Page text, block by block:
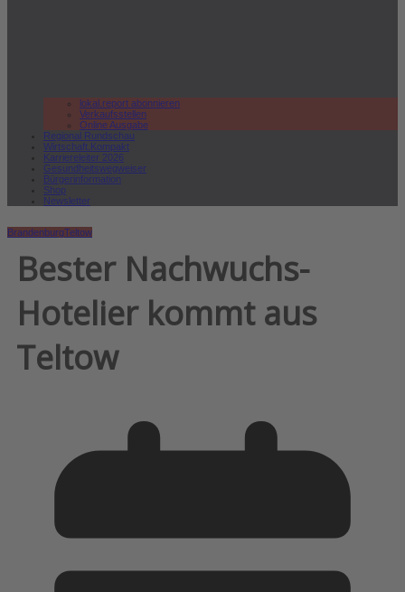
lokal.report abonnieren
Verkaufsstellen
Online Ausgabe
Regional Rundschau
Wirtschaft.Kompakt
Karriereleiter 2026
Gesundheitswegweiser
Bürgerinformation
Shop
Newsletter
BrandenburgTeltow
Bester Nachwuchs-
Hotelier kommt aus
Teltow